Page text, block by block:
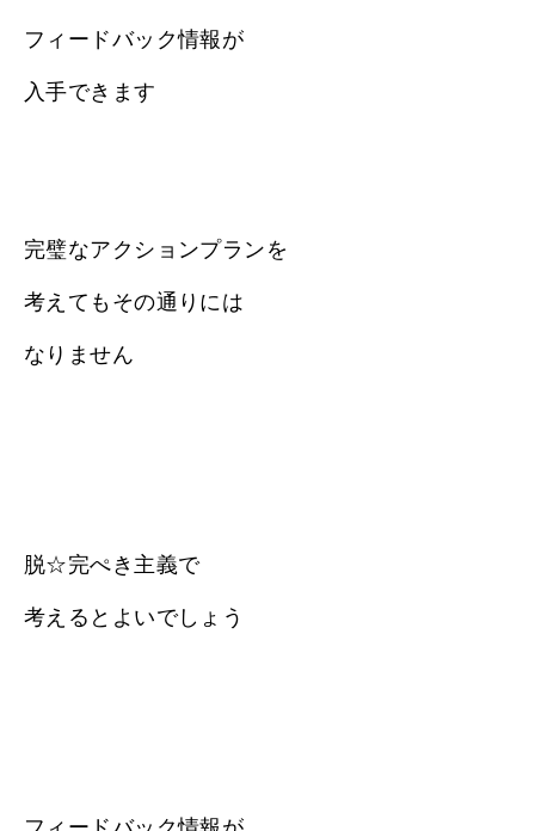
フィードバック情報が
入手できます
完璧なアクションプランを
考えてもその通りには
なりません
脱☆完ぺき主義で
考えるとよいでしょう